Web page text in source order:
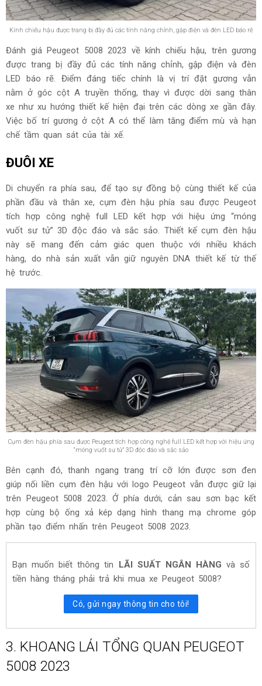
Kính chiếu hậu được trang bị đầy đủ các tính năng chỉnh, gập điện và đèn LED báo rẽ
Đánh giá Peugeot 5008 2023 về kính chiếu hậu, trên gương
được trang bị đầy đủ các tính năng chỉnh, gập điện và đèn
LED báo rẽ. Điểm đáng tiếc chính là vị trí đặt gương vẫn
nằm ở góc cột A truyền thống, thay vì được dời sang thân
xe như xu hướng thiết kế hiện đại trên các dòng xe gần đây.
Việc bố trí gương ở cột A có thể làm tăng điểm mù và hạn
chế tầm quan sát của tài xế.
ĐUÔI XE
Di chuyển ra phía sau, để tạo sự đồng bộ cùng thiết kế của
phần đầu và thân xe, cụm đèn hậu phía sau được Peugeot
tích hợp công nghệ full LED kết hợp với hiệu ứng “móng
vuốt sư tử” 3D độc đáo và sắc sảo. Thiết kế cụm đèn hậu
này sẽ mang đến cảm giác quen thuộc với nhiều khách
hàng, do nhà sản xuất vẫn giữ nguyên DNA thiết kế từ thế
hệ trước.
Cụm đèn hậu phía sau được Peugeot tích hợp công nghệ full LED kết hợp với hiệu ứng
“móng vuốt sư tử” 3D độc đáo và sắc sảo
Bên cạnh đó, thanh ngang trang trí cỡ lớn được sơn đen
giúp nối liền cụm đèn hậu với logo Peugeot vẫn được giữ lại
trên Peugeot 5008 2023. Ở phía dưới, cản sau sơn bạc kết
hợp cùng bộ ống xả kép dạng hình thang mạ chrome góp
phần tạo điểm nhấn trên Peugeot 5008 2023.
Bạn muốn biết thông tin LÃI SUẤT NGÂN HÀNG và số
tiền hàng tháng phải trả khi mua xe Peugeot 5008?
Có, gửi ngay thông tin cho tôi!
3. KHOANG LÁI TỔNG QUAN PEUGEOT
5008 2023